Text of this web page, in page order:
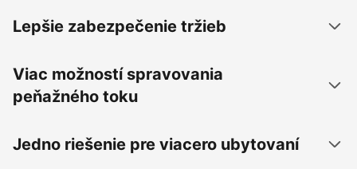
Lepšie zabezpečenie tržieb
Viac možností spravovania
peňažného toku
Jedno riešenie pre viacero ubytovaní